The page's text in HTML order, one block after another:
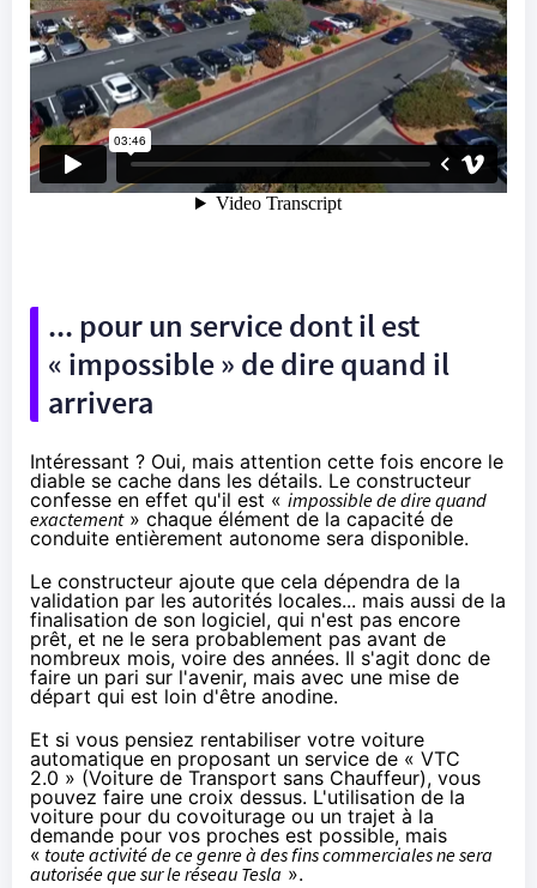
... pour un service dont il est
« impossible » de dire quand il
arrivera
Intéressant ? Oui, mais attention cette fois encore le
diable se cache dans les détails. Le constructeur
confesse en effet qu'il est « impossible de dire quand
exactement» chaque élément de la capacité de
conduite entièrement autonome sera disponible.
Le constructeur ajoute que cela dépendra de la
validation par les autorités locales... mais aussi de la
finalisation de son logiciel, qui n'est pas encore
prêt, et ne le sera probablement pas avant de
nombreux mois, voire des années. Il s'agit donc de
faire un pari sur l'avenir, mais avec une mise de
départ qui est loin d'être anodine.
Et si vous pensiez rentabiliser votre voiture
automatique en proposant un service de « VTC
2.0 » (Voiture de Transport sans Chauffeur), vous
pouvez faire une croix dessus. L'utilisation de la
voiture pour du covoiturage ou un trajet à la
demande pour vos proches est possible, mais
« toute activité de ce genre à des fins commerciales ne sera
autorisée que sur le réseau Tesla ».